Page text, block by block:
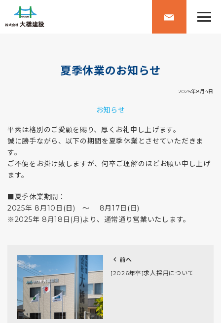
夏季休業のお知らせ
2025年8月4日
お知らせ
平素は格別のご愛顧を賜り、厚くお礼申し上げます。
誠に勝手ながら、以下の期間を夏季休業とさせていただきま
す。
ご不便をお掛け致しますが、何卒ご理解のほどお願い申し上げ
ます。
■夏季休業期間：
2025年 8月10日(日) ～ 8月17日(日)
※2025年 8月18日(月)より、通常通り営業いたします。
chevron_left 前へ
[2026年卒]求人採用について